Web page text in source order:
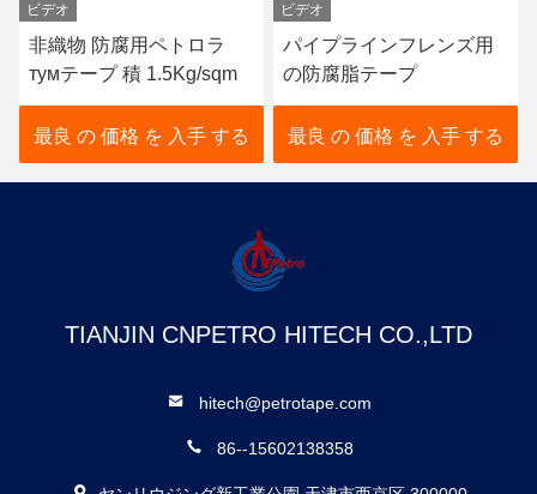
ビデオ
非織物 防腐用ペトロラ
тумテープ 積 1.5Kg/sqm
最良 の 価格 を 入手 する
ビデオ
パイプラインフレンズ用
の防腐脂テープ
最良 の 価格 を 入手 する
TIANJIN CNPETRO HITECH CO.,LTD
hitech@petrotape.com
86--15602138358